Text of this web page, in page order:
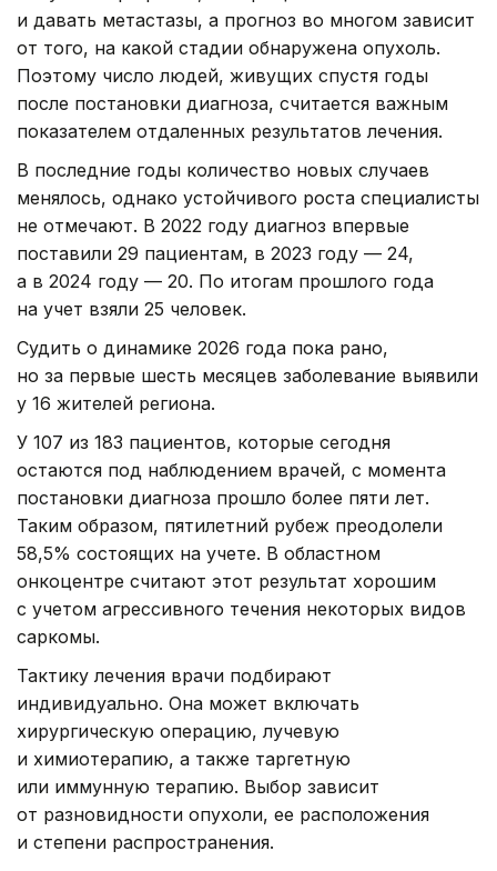
и давать метастазы, а прогноз во многом зависит
от того, на какой стадии обнаружена опухоль.
Поэтому число людей, живущих спустя годы
после постановки диагноза, считается важным
показателем отдаленных результатов лечения.
В последние годы количество новых случаев
менялось, однако устойчивого роста специалисты
не отмечают. В 2022 году диагноз впервые
поставили 29 пациентам, в 2023 году — 24,
а в 2024 году — 20. По итогам прошлого года
на учет взяли 25 человек.
Судить о динамике 2026 года пока рано,
но за первые шесть месяцев заболевание выявили
у 16 жителей региона.
У 107 из 183 пациентов, которые сегодня
остаются под наблюдением врачей, с момента
постановки диагноза прошло более пяти лет.
Таким образом, пятилетний рубеж преодолели
58,5% состоящих на учете. В областном
онкоцентре считают этот результат хорошим
с учетом агрессивного течения некоторых видов
саркомы.
Тактику лечения врачи подбирают
индивидуально. Она может включать
хирургическую операцию, лучевую
и химиотерапию, а также таргетную
или иммунную терапию. Выбор зависит
от разновидности опухоли, ее расположения
и степени распространения.